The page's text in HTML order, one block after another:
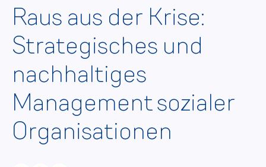
Raus aus der Krise:
Strategisches und
nachhaltiges
Management sozialer
Organisationen